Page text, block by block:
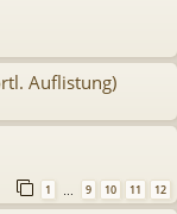
Auflistung)
1 9 10 11 12